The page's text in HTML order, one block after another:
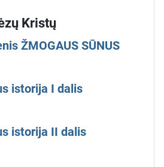
Kristų
ŽMOGAUS SŪNUS
istorija I dalis
istorija II dalis